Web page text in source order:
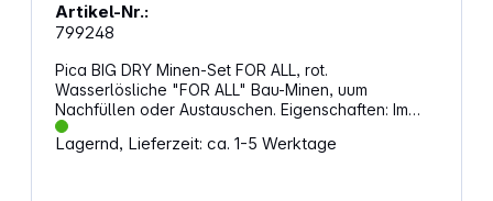
Artikel-Nr.:
799248
Pica BIG DRY Minen-Set FOR ALL, rot.
Wasserlösliche "FOR ALL" Bau-Minen, uum
Nachfüllen oder Austauschen. Eigenschaften: Im
praktischen und robusten Kunststoffetui
Rechteckminen mit 2 x 5 mm im Querschnitt, 150 mm
Lagernd, Lieferzeit: ca. 1-5 Werktage